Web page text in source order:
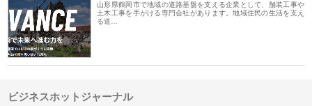
山形県鶴岡市で地域の道路基盤を支える企業として、舗装工事や
土木工事を手がける専門会社があります。地域住民の生活を支え
る道…
ビジネスホットジャーナル